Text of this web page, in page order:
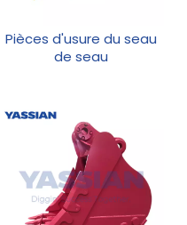
Pièces d'usure du seau
de seau